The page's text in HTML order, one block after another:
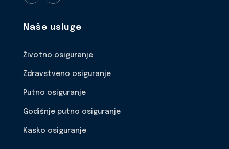
Naše usluge
Životno osiguranje
Zdravstveno osiguranje
Putno osiguranje
Godišnje putno osiguranje
Kasko osiguranje